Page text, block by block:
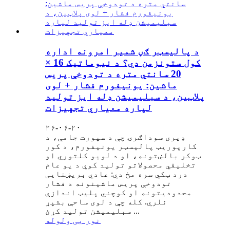
د پالیسټر ګڼ شمیر امرونه اداره
کول ستونزمن دي؟ د نیوماتیک 16 ×
20 سانتي متره د تودوخې پریس
ماشین: یونیفورم فشار + لوی
پلاټین، د سبلیمیشن ډله ایز تولید
لپاره معیاري تجهیزات
۲۶-۰۶-۲۰
ډیری سوداګرۍ چې د سپورت جامې، د
کارپوریټ پالیسټر یونیفورم، د کور
ټوکر بالښتونه، او د لویو کلتوري او
تخلیقي محصولاتو تولید کوي د یو عام
درد ټکي سره مخ دي: عادي بریښنایی
تودوخې پریس ماشینونه د فشار
محدودیتونه او کوچني پلیټ اندازې
نلري. کله چې د لوی ساحې بشپړ
سبلیمیشن تولید کړئ ...
نور یی ولوله